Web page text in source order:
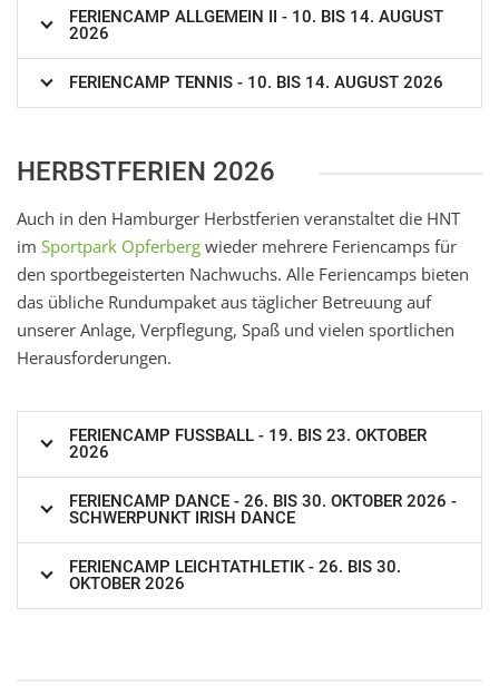
FERIENCAMP ALLGEMEIN II - 10. BIS 14. AUGUST
2026
FERIENCAMP TENNIS - 10. BIS 14. AUGUST 2026
HERBSTFERIEN 2026
Auch in den Hamburger Herbstferien veranstaltet die HNT
im Sportpark Opferberg wieder mehrere Feriencamps für
den sportbegeisterten Nachwuchs. Alle Feriencamps bieten
das übliche Rundumpaket aus täglicher Betreuung auf
unserer Anlage, Verpflegung, Spaß und vielen sportlichen
Herausforderungen.
FERIENCAMP FUSSBALL - 19. BIS 23. OKTOBER 2
026
FERIENCAMP DANCE - 26. BIS 30. OKTOBER 2026 -
SCHWERPUNKT IRISH DANCE
FERIENCAMP LEICHTATHLETIK - 26. BIS 30.
OKTOBER 2026